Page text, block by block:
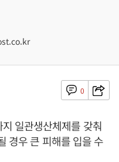
0
일관생산체제를 갖춰
경우 큰 피해를 입을 수